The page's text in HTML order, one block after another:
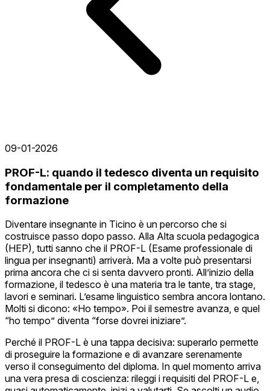
09-01-2026
PROF-L: quando il tedesco diventa un requisito
fondamentale per il completamento della
formazione
Diventare insegnante in Ticino è un percorso che si
costruisce passo dopo passo. Alla Alta scuola pedagogica
(HEP), tutti sanno che il PROF-L (Esame professionale di
lingua per insegnanti) arriverà. Ma a volte può presentarsi
prima ancora che ci si senta davvero pronti. All’inizio della
formazione, il tedesco è una materia tra le tante, tra stage,
lavori e seminari. L’esame linguistico sembra ancora lontano.
Molti si dicono: «Ho tempo». Poi il semestre avanza, e quel
“ho tempo” diventa “forse dovrei iniziare”.
Perché il PROF-L è una tappa decisiva: superarlo permette
di proseguire la formazione e di avanzare serenamente
verso il conseguimento del diploma. In quel momento arriva
una vera presa di coscienza: rileggi i requisiti del PROF-L e,